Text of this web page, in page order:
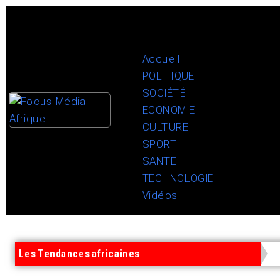
Accueil
POLITIQUE
SOCIÉTÉ
ECONOMIE
CULTURE
SPORT
SANTE
TECHNOLOGIE
Vidéos
Les Tendances africaines